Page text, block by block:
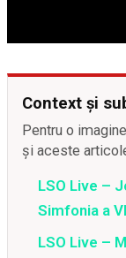
Context și
Pentru o
și aceste
LSO Live –
Simfonia a
LSO Live –